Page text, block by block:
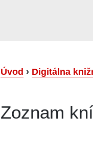
Úvod › Digitálna
Zoznam